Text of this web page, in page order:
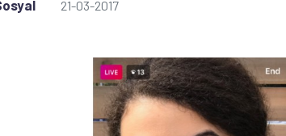
21-03-2017